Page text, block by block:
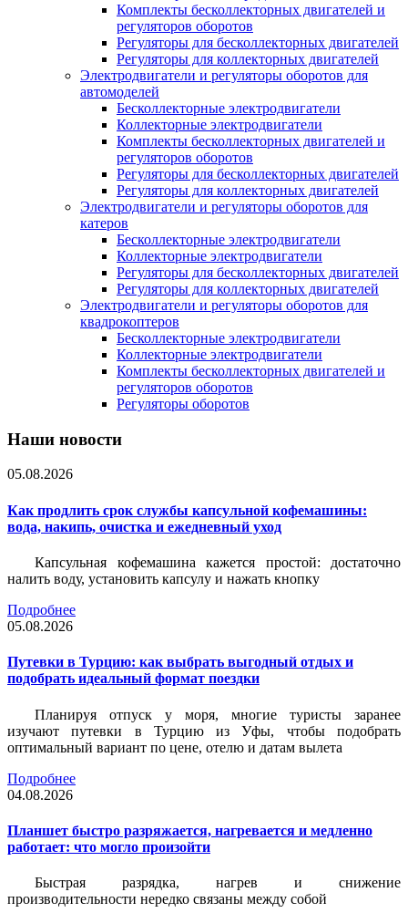
Комплекты бесколлекторных двигателей и
регуляторов оборотов
Регуляторы для бесколлекторных двигателей
Регуляторы для коллекторных двигателей
Электродвигатели и регуляторы оборотов для
автомоделей
Бесколлекторные электродвигатели
Коллекторные электродвигатели
Комплекты бесколлекторных двигателей и
регуляторов оборотов
Регуляторы для бесколлекторных двигателей
Регуляторы для коллекторных двигателей
Электродвигатели и регуляторы оборотов для
катеров
Бесколлекторные электродвигатели
Коллекторные электродвигатели
Регуляторы для бесколлекторных двигателей
Регуляторы для коллекторных двигателей
Электродвигатели и регуляторы оборотов для
квадрокоптеров
Бесколлекторные электродвигатели
Коллекторные электродвигатели
Комплекты бесколлекторных двигателей и
регуляторов оборотов
Регуляторы оборотов
Наши новости
05.08.2026
Как продлить срок службы капсульной кофемашины:
вода, накипь, очистка и ежедневный уход
Капсульная кофемашина кажется простой: достаточно
налить воду, установить капсулу и нажать кнопку
Подробнее
05.08.2026
Путевки в Турцию: как выбрать выгодный отдых и
подобрать идеальный формат поездки
Планируя отпуск у моря, многие туристы заранее
изучают путевки в Турцию из Уфы, чтобы подобрать
оптимальный вариант по цене, отелю и датам вылета
Подробнее
04.08.2026
Планшет быстро разряжается, нагревается и медленно
работает: что могло произойти
Быстрая разрядка, нагрев и снижение
производительности нередко связаны между собой